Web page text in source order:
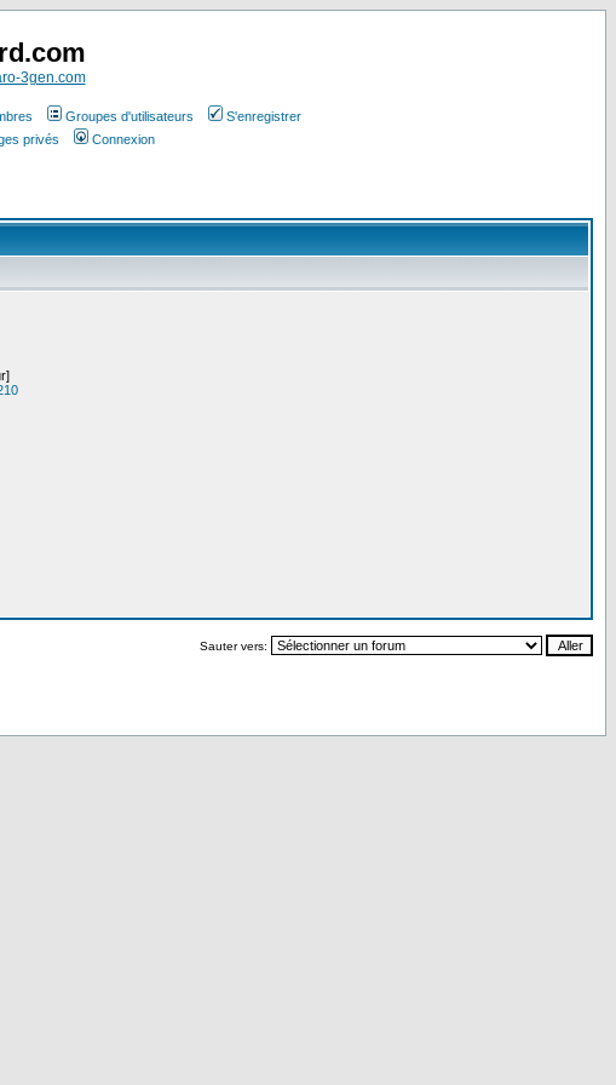
3gen.com
Groupes d'utilisateurs
S'enregistrer
privés Connexion
Sauter vers: